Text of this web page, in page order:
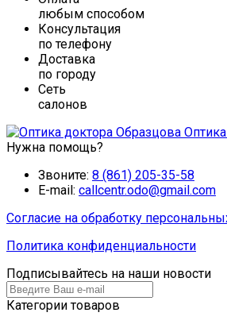
любым способом
Консультация
по телефону
Доставка
по городу
Сеть
салонов
Нужна помощь?
Звоните: 8 (861) 205-35-58
E-mail: callcentr.odo@gmail.com
Согласие на обработку
Политика конфиденциальности
Подписывайтесь на наши новости
Категории товаров